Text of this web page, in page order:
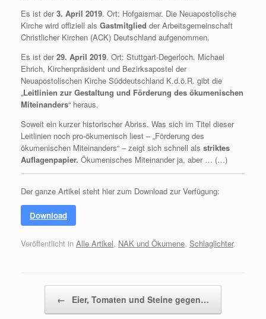
Es ist der3. April 2019. Ort: Hofgaismar. Die Neuapostolische
Kirche wird offiziell als Gastmitglied der Arbeitsgemeinschaft
Christlicher Kirchen (ACK) Deutschland aufgenommen.
Es ist der29. April 2019. Ort: Stuttgart-Degerloch. Michael
Ehrich, Kirchenpräsident und Bezirksapostel der
Neuapostolischen Kirche Süddeutschland K.d.ö.R. gibt die
„Leitlinien zur Gestaltung und Förderung des ökumenischen
Miteinanders“ heraus.
Soweit ein kurzer historischer Abriss. Was sich im Titel dieser
Leitlinien noch pro-ökumenisch liest ‒ „Förderung des
ökumenischen Miteinanders“ ‒ zeigt sich schnell als striktes
Auflagenpapier. Ökumenisches Miteinander ja, aber … (…)
Der ganze Artikel steht hier zum Download zur Verfügung:
Download
Veröffentlicht in Alle Artikel, NAK und Ökumene, Schlaglichter.
← Eier, Tomaten und Steine gegen…